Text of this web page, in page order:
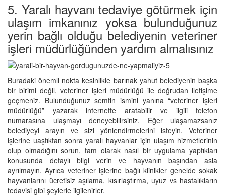
5. Yaralı hayvanı tedaviye götürmek için
ulaşım imkanınız yoksa bulunduğunuz
yerin bağlı olduğu belediyenin veteriner
işleri müdürlüğünden yardım almalısınız
Buradaki önemli nokta kesinlikle barınak yahut belediyenin başka
bir birimi değil, veteriner işleri müdürlüğü ile doğrudan iletişime
geçmeniz. Bulunduğunuz semtin ismini yanına “veteriner işleri
müdürlüğü” yazarak internette aratabilir ve ilgili telefon
numarasına ulaşmayı deneyebilirsiniz. Eğer ulaşamazsanız
belediyeyi arayın ve sizi yönlendirmelerini isteyin. Veteriner
işlerine uaştıktan sonra yaralı hayvanlar için ulaşım hizmetlerinin
olup olmadığını sorun, tam olarak nasıl bir uygulama yaptıkları
konusunda detaylı bilgi verin ve hayvanın başından asla
ayrılmayın. Ayrıca veteriner işlerine bağlı klinikler genelde sokak
hayvanlarını ücretisiz aşılama, kısırlaştırma, uyuz vs hastalıkların
tedavisi gibi şeylerle ilgilenirler.